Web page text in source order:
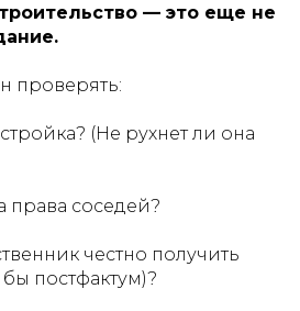
— это еще не
проверять:
(Не рухнет ли она
права соседей?
честно получить
постфактум)?